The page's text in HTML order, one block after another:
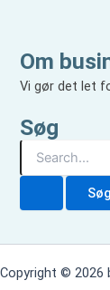
Om
Vi gør det let
Søg
r
Copyright © 2026